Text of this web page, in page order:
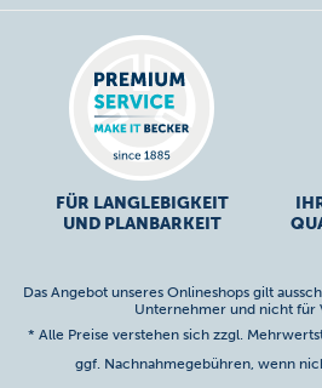
FÜR LANGLEBIGKEIT
UND PLANBARKEIT
Das Angebot unseres Onlineshops gilt
Unternehmer und nicht für
* Alle Preise verstehen sich zzgl.
ggf. Nachnahmegebühren, wenn